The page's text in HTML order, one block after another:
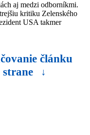
aj medzi odborníkmi.
kritiku Zelenského
USA takmer
článku
↓